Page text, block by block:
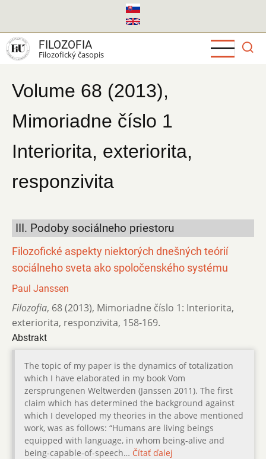
hlavný
obsah
FILOZOFIA
Filozofický časopis
Volume 68 (2013),
Mimoriadne číslo 1
Interiorita, exteriorita,
responzivita
III. Podoby sociálneho priestoru
Filozofické aspekty niektorých dnešných teórií
sociálneho sveta ako spoločenského systému
Paul Janssen
Filozofia, 68 (2013), Mimoriadne číslo 1: Interiorita,
exteriorita, responzivita, 158-169.
Abstrakt
The topic of my paper is the dynamics of totalization
which I have elaborated in my book Vom
zersprungenen Weltwerden (Janssen 2011). The first
claim which has determined the background against
which I developed my theories in the above mentioned
work, was as follows: “Humans are living beings
equipped with language, in whom being-alive and
being-capable-of-speech… Čítať ďalej